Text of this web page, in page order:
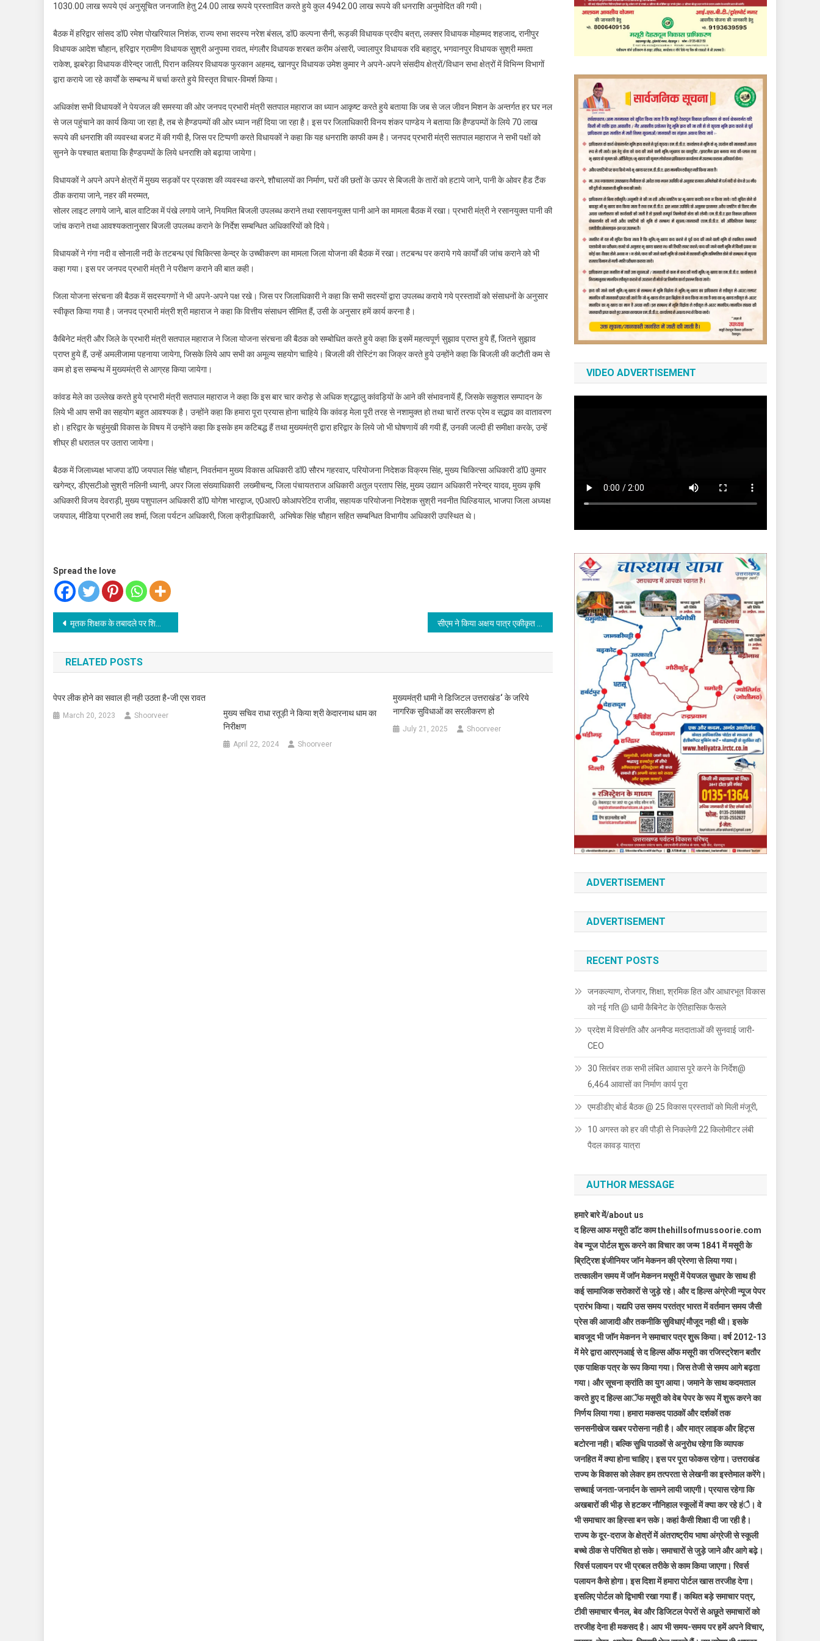
1030.00 लाख रूपये एवं अनुसूचित जनजाति हेतु 24.00 लाख रूपये प्रस्तावित करते हुये कुल 4942.00 लाख रूपये की धनराशि अनुमोदित की गयी।
बैठक में हरिद्वार सांसद डॉ0 रमेश पोखरियाल निशंक, राज्य सभा सदस्य नरेश बंसल, डॉ0 कल्पना सैनी, रूड़की विधायक प्रदीप बत्रा, लक्सर विधायक मोहम्मद शहजाद, रानीपुर
विधायक आदेश चौहान, हरिद्वार ग्रामीण विधायक सुश्री अनुपमा रावत, मंगलौर विधायक शरबत करीम अंसारी, ज्वालापुर विधायक रवि बहादुर, भगवानपुर विधायक सुश्री ममता
राकेश, झबरेड़ा विधायक वीरेन्द्र जाती, पिरान कलियर विधायक फुरकान अहमद, खानपुर विधायक उमेश कुमार ने अपने-अपने संसदीय क्षेत्रों/विधान सभा क्षेत्रों में विभिन्न विभागों
द्वारा कराये जा रहे कार्यों के सम्बन्ध में चर्चा करते हुये विस्तृत विचार-विमर्श किया।
अधिकांश सभी विधायकों ने पेयजल की समस्या की ओर जनपद प्रभारी मंत्री सतपाल महाराज का ध्यान आकृष्ट करते हुये बताया कि जब से जल जीवन मिशन के अन्तर्गत हर घर नल
से जल पहुंचाने का कार्य किया जा रहा है, तब से हैण्डपम्पों की ओर ध्यान नहीं दिया जा रहा है। इस पर जिलाधिकारी विनय शंकर पाण्डेय ने बताया कि हैण्डपम्पों के लिये 70 लाख
रूपये की धनराशि की व्यवस्था बजट में की गयी है, जिस पर टिप्पणी करते विधायकों ने कहा कि यह धनराशि काफी कम है। जनपद प्रभारी मंत्री सतपाल महाराज ने सभी पक्षों को
सुनने के पश्चात बताया कि हैण्डपम्पों के लिये धनराशि को बढ़ाया जायेगा।
विधायकों ने अपने अपने क्षेत्रों में मुख्य सड़कों पर प्रकाश की व्यवस्था करने, शौचालयों का निर्माण, घरों की छतों के ऊपर से बिजली के तारों को हटाये जाने, पानी के ओवर हैड टैंक
ठीक कराया जाने, नहर की मरम्मत,
सोलर लाइट लगाये जाने, बाल वाटिका में पंखे लगाये जाने, नियमित बिजली उपलब्ध कराने तथा रसायनयुक्त पानी आने का मामला बैठक में रखा। प्रभारी मंत्री ने रसानयुक्त पानी की
जांच कराने तथा आवश्यकतानुसार बिजली उपलब्ध कराने के निर्देश सम्बन्धित अधिकारियों को दिये।
विधायकों ने गंगा नदी व सोनाली नदी के तटबन्ध एवं चिकित्सा केन्द्र के उच्चीकरण का मामला जिला योजना की बैठक में रखा। तटबन्ध पर कराये गये कार्यों की जांच कराने को भी
कहा गया। इस पर जनपद प्रभारी मंत्री ने परीक्षण कराने की बात कही।
जिला योजना संरचना की बैठक में सदस्यगणों ने भी अपने-अपने पक्ष रखे। जिस पर जिलाधिकारी ने कहा कि सभी सदस्यों द्वारा उपलब्ध कराये गये प्रस्तावों को संसाधनों के अनुसार
स्वीकृत किया गया है। जनपद प्रभारी मंत्री श्री महाराज ने कहा कि वित्तीय संसाधन सीमित हैं, उसी के अनुसार हमें कार्य करना है।
कैबिनेट मंत्री और जिले के प्रभारी मंत्री सतपाल महाराज ने जिला योजना संरचना की बैठक को सम्बोधित करते हुये कहा कि इसमें महत्वपूर्ण सुझाव प्राप्त हुये हैं, जितने सुझाव
प्राप्त हुये हैं, उन्हें अमलीजामा पहनाया जायेगा, जिसके लिये आप सभी का अमूल्य सहयोग चाहिये। बिजली की रोस्टिंग का जिक्र करते हुये उन्होंने कहा कि बिजली की कटौती कम से
कम हो इस सम्बन्ध में मुख्यमंत्री से आग्रह किया जायेगा।
कांवड मेले का उल्लेख करते हुये प्रभारी मंत्री सतपाल महाराज ने कहा कि इस बार चार करोड़ से अधिक श्रद्धालु कांवड़ियों के आने की संभावनायें हैं, जिसके सकुशल सम्पादन के
लिये भी आप सभी का सहयोग बहुत आवश्यक है। उन्होंने कहा कि हमारा पूरा प्रयास होना चाहिये कि कांवड़ मेला पूरी तरह से नशामुक्त हो तथा चारों तरफ प्रेम व सद्भाव का वातावरण
हो। हरिद्वार के चहुंमुखी विकास के विषय में उन्होंने कहा कि इसके हम कटिबद्ध हैं तथा मुख्यमंत्री द्वारा हरिद्वार के लिये जो भी घोषणायें की गयी हैं, उनकी जल्दी ही समीक्षा करके, उन्हें
शीघ्र ही धरातल पर उतारा जायेगा।
बैठक में जिलाध्यक्ष भाजपा डॉ0 जयपाल सिंह चौहान, निवर्तमान मुख्य विकास अधिकारी डॉ0 सौरभ गहरवार, परियोजना निदेशक विक्रम सिंह, मुख्य चिकित्सा अधिकारी डॉ0 कुमार
खगेन्द्र, डीएसटीओ सुश्री नलिनी ध्यानी, अपर जिला संख्याधिकारी लख्मीचन्द, जिला पंचायतराज अधिकारी अतुल प्रताप सिंह, मुख्य उद्यान अधिकारी नरेन्द्र यादव, मुख्य कृषि
अधिकारी विजय देवराड़ी, मुख्य पशुपालन अधिकारी डॉ0 योगेश भारद्वाज, ए0आर0 कोआपरेटिव राजीव, सहायक परियोजना निदेशक सुश्री नवनीत घिल्डियाल, भाजपा जिला अध्यक्ष
जयपाल, मीडिया प्रभारी लव शर्मा, जिला पर्यटन अधिकारी, जिला क्रीड़ाधिकारी, अभिषेक सिंह चौहान सहित सम्बन्धित विभागीय अधिकारी उपस्थित थे।
Spread the love
Post
navigation
मृतक शिक्षक के तबादले पर शिक्षा मंत्री का सख्त रूख
RELATED POSTS
पेपर लीक होने का सवाल ही नही उठता है-जी एस रावत
March 20, 2023 Shoorveer
मुख्य सचिव राधा रतूड़ी ने किया श्री केदारनाथ धाम का
निरीक्षण
April 22, 2024 Shoorveer
मुख्यमंत्री धामी ने डिजिटल उत्तराखंड‘ के जरिये
नागरिक सुविधाओं का सरलीकरण हो
July 21, 2025 Shoorveer
VIDEO ADVERTISEMENT
ADVERTISEMENT
ADVERTISEMENT
RECENT POSTS
जनकल्याण, रोजगार, शिक्षा, श्रमिक हित और आधारभूत विकास
को नई गति @ धामी कैबिनेट के ऐतिहासिक फैसले
प्रदेश में विसंगति और अनमैप्ड मतदाताओं की सुनवाई जारी-
CEO
30 सितंबर तक सभी लंबित आवास पूरे करने के निर्देश@
6,464 आवासों का निर्माण कार्य पूरा
एमडीडीए बोर्ड बैठक @ 25 विकास प्रस्तावों को मिली मंजूरी,
10 अगस्त को हर की पौड़ी से निकलेगी 22 किलोमीटर लंबी
पैदल कावड़ यात्रा
AUTHOR MESSAGE
हमारे बारे में/about us
द हिल्स आफ मसूरी डाॅट काम thehillsofmussoorie.com
वेब न्यूज पोर्टल शुरू करने का विचार का जन्म 1841 में मसूरी के
ब्रिट्रिश इंजीनियर जाॅन मेकनन की प्रेरणा से लिया गया।
तत्कालीन समय में जाॅन मेकनन मसूरी में पेयजल सुधार के साथ ही
कई सामाजिक सरोकारों से जुड़े रहे। और द हिल्स अंग्रेजी न्यूज पेपर
प्रारंभ किया। यद्यपि उस समय परतंत्र भारत में वर्तमान समय जैसी
प्रेस की आजादी और तकनीकि सुविधाएं मौजूद नही थी। इसके
बावजूद भी जाॅन मेकनन ने समाचार पत्र शुरू किया। वर्ष 2012-13
में मेरे द्वारा आरएनआई से द हिल्स ऑफ मसूरी का रजिस्ट्रेशन बतौर
एक पाक्षिक पत्र के रूप किया गया। जिस तेजी से समय आगे बढ़ता
गया। और सूचना क्रांति का युग आया। जमाने के साथ कदमताल
करते हुए द हिल्स आॅफ मसूरी को वेब पेपर के रूप में शुरू करने का
निर्णय लिया गया। हमारा मकसद पाठकों और दर्शकों तक
सनसनीखेज खबर परोसना नही है। और मात्र लाइक और हिट्स
बटोरना नही। बल्कि सुधि पाठकों से अनुरोध रहेगा कि व्यापक
जनहित में क्या होना चाहिए। इस पर पूरा फोकस रहेगा। उत्तराखंड
राज्य के विकास को लेकर हम तत्परता से लेखनी का इस्तेमाल करेंगे।
सच्चाई जनता-जनार्दन के सामने लायी जाएगी। प्रयास रहेगा कि
अखबारों की भीड़ से हटकर नौनिहाल स्कूलों में क्या कर रहे हंै। वे
भी समाचार का हिस्सा बन सके। कहां कैसी शिक्षा दी जा रही है।
राज्य के दूर-दराज के क्षेत्रों में अंतराष्ट्रीय भाषा अंग्रेजी से स्कूली
बच्चे ठीक से परिचित हो सके। समाचारों से जुड़े जाने और आगे बढ़े।
रिवर्स पलायन पर भी प्रबल तरीके से काम किया जाएगा। रिवर्स
पलायन कैसे होगा। इस दिशा में हमारा पोर्टल खास तरजीह देगा।
इसलिए पोर्टल को द्विभाषी रखा गया हैं। कथित बड़े समाचार पत्र,
टीवी समाचार चैनल, बेव और डिजिटल पेपरों से अछूते समाचारों को
तरजीह देना ही मकसद है। आप भी समय-समय पर हमें अपने विचार,